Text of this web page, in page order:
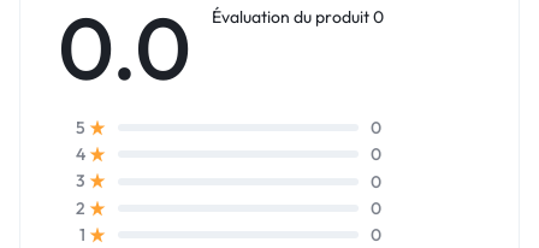
0.0 Évaluation du produit 0
5
0
4
0
3
0
2
0
1
0